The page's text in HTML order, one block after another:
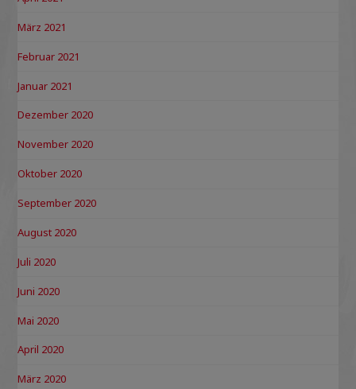
März 2021
Februar 2021
Januar 2021
Dezember 2020
November 2020
Oktober 2020
September 2020
August 2020
Juli 2020
Juni 2020
Mai 2020
April 2020
März 2020